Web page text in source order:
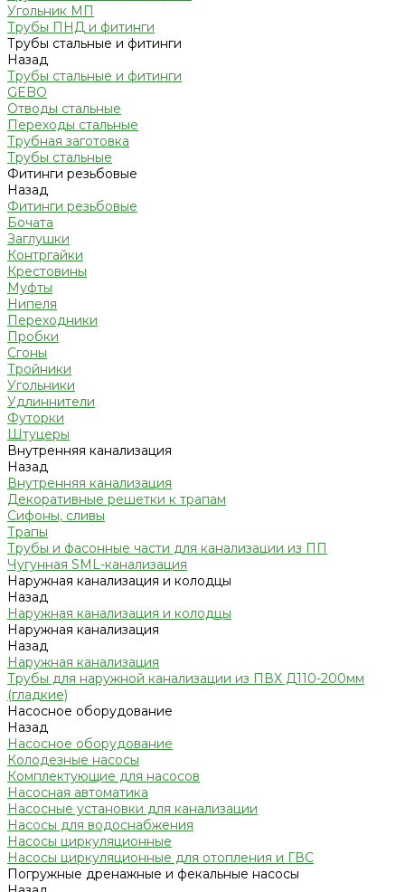
Угольник МП
Трубы ПНД и фитинги
Трубы стальные и фитинги
Назад
Трубы стальные и фитинги
GEBO
Отводы стальные
Переходы стальные
Трубная заготовка
Трубы стальные
Фитинги резьбовые
Назад
Фитинги резьбовые
Бочата
Заглушки
Контргайки
Крестовины
Муфты
Нипеля
Переходники
Пробки
Сгоны
Тройники
Угольники
Удлиннители
Футорки
Штуцеры
Внутренняя канализация
Назад
Внутренняя канализация
Декоративные решетки к трапам
Сифоны, сливы
Трапы
Трубы и фасонные части для канализации из ПП
Чугунная SML-канализация
Наружная канализация и колодцы
Назад
Наружная канализация и колодцы
Наружная канализация
Назад
Наружная канализация
Трубы для наружной канализации из ПВХ Д110-200мм
(гладкие)
Насосное оборудование
Назад
Насосное оборудование
Колодезные насосы
Комплектующие для насосов
Насосная автоматика
Насосные установки для канализации
Насосы для водоснабжения
Насосы циркуляционные
Насосы циркуляционные для отопления и ГВС
Погружные дренажные и фекальные насосы